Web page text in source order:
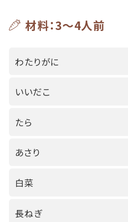
材料：3～4人前
わたりがに
いいだこ
たら
あさり
白菜
長ねぎ